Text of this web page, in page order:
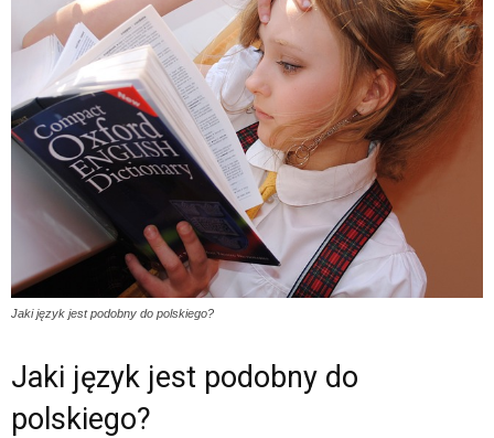
Jaki język jest podobny do polskiego?
Jaki język jest podobny do
polskiego?